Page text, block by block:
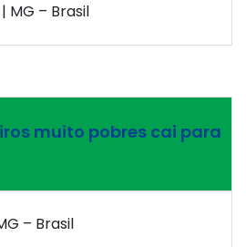
MG – Brasil
muito pobres cai para
– Brasil